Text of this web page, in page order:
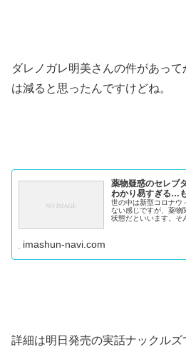
ダレノガレ明美さんの件があっ
は減ると思ったんですけどね。
薬物疑惑のセレブ
わかり易すぎる…
世の中は新型コロナウ
ない感じですが、薬物
状態だといいます。そ
imashun-navi.com
詳細は明日発売の実話ナックルズ